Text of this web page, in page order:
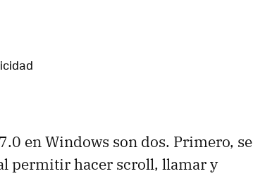
en Windows son dos. Primero, se
permitir hacer scroll, llamar y